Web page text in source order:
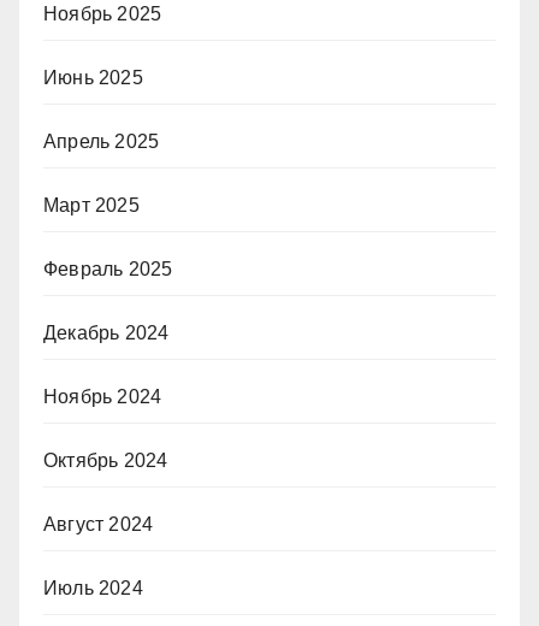
Ноябрь 2025
Июнь 2025
Апрель 2025
Март 2025
Февраль 2025
Декабрь 2024
Ноябрь 2024
Октябрь 2024
Август 2024
Июль 2024